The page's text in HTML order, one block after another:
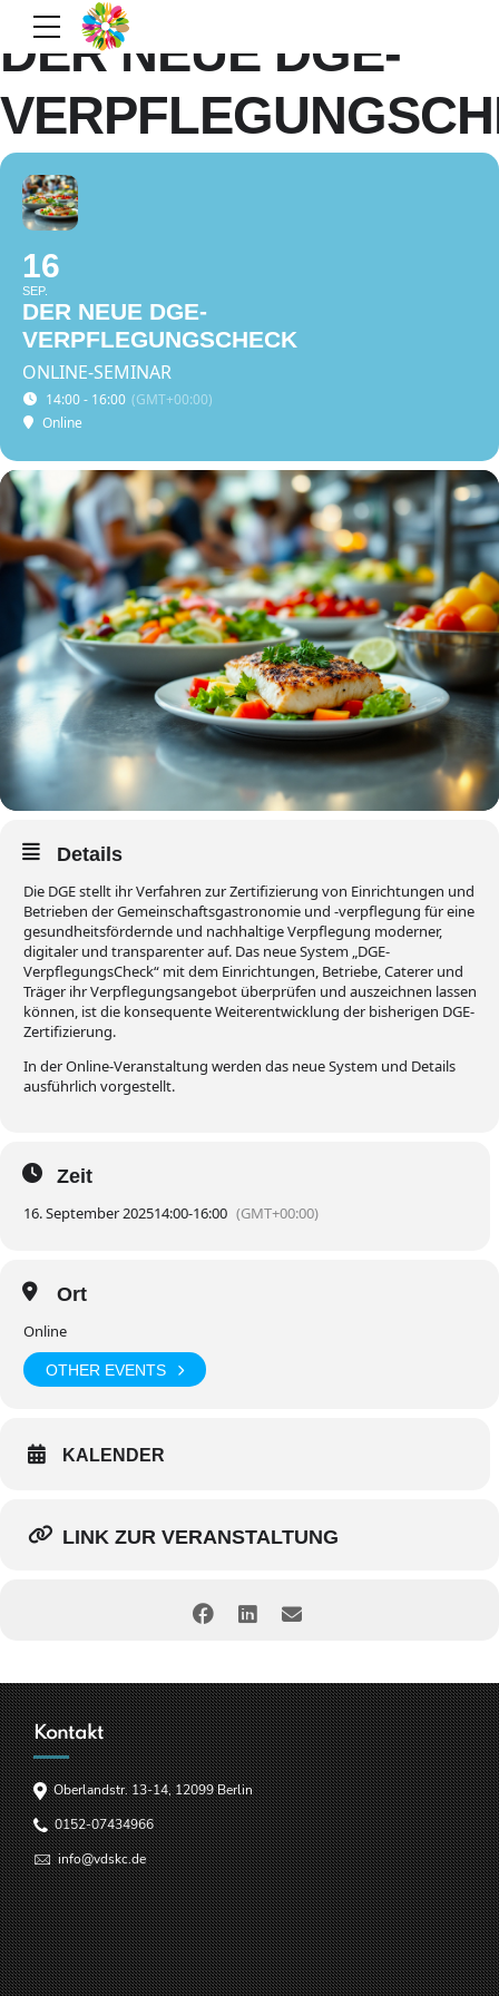
DER NEUE DGE-
16
SEP.
DER NEUE DGE-
VERPFLEGUNGSCHECK
ONLINE-SEMINAR
14:00 - 16:00 (GMT+00:00)
Online
Details
Die DGE stellt ihr Verfahren zur Zertifizierung von Einrichtungen und
Betrieben der Gemeinschaftsgastronomie und -verpflegung für eine
gesundheitsfördernde und nachhaltige Verpflegung moderner,
digitaler und transparenter auf. Das neue System „DGE-
VerpflegungsCheck“ mit dem Einrichtungen, Betriebe, Caterer und
Träger ihr Verpflegungsangebot überprüfen und auszeichnen lassen
können, ist die konsequente Weiterentwicklung der bisherigen DGE-
Zertifizierung.
In der Online-Veranstaltung werden das neue System und Details
ausführlich vorgestellt.
Zeit
16. September 202514:00-16:00 (GMT+00:00)
Ort
Online
OTHER EVENTS
KALENDER
LINK ZUR VERANSTALTUNG
Kontakt
Oberlandstr. 13-14, 12099 Berlin
0152-07434966
info@vdskc.de